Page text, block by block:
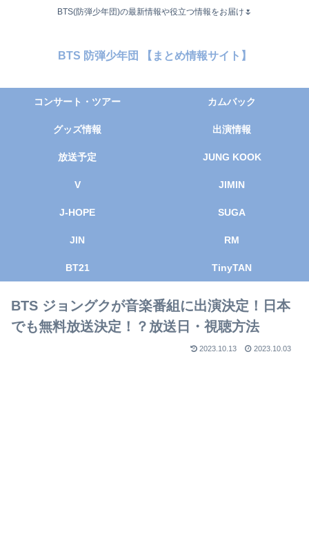
BTS(防弾少年団)の最新情報や役立つ情報をお届け🌷
BTS 防弾少年団 【まとめ情報サイト】
コンサート・ツアー カムバック
グッズ情報 出演情報
放送予定 JUNG KOOK
V JIMIN
J-HOPE SUGA
JIN RM
BT21 TinyTAN
BTS ジョングクが音楽番組に出演決定！日本
でも無料放送決定！？放送日・視聴方法
2023.10.13 2023.10.03